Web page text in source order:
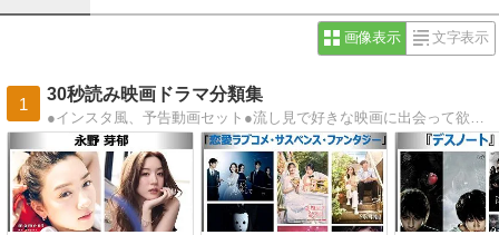
画像表示 文字表示
1
30秒読み映画ドラマ分類集